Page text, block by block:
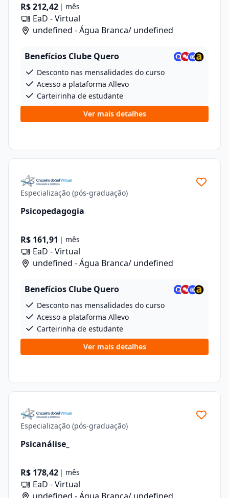
R$ 212,42 | mês
EaD - Virtual
undefined - Água Branca/ undefined
Benefícios Clube Quero
Desconto nas mensalidades do curso
Acesso a plataforma Allevo
Carteirinha de estudante
Ver mais detalhes
Especialização (pós-graduação)
Psicopedagogia
R$ 161,91 | mês
EaD - Virtual
undefined - Água Branca/ undefined
Benefícios Clube Quero
Desconto nas mensalidades do curso
Acesso a plataforma Allevo
Carteirinha de estudante
Ver mais detalhes
Especialização (pós-graduação)
Psicanálise_
R$ 178,42 | mês
EaD - Virtual